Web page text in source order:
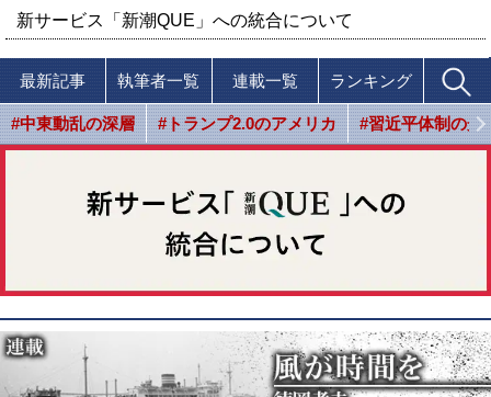
新サービス「新潮QUE」への統合について
最新記事 執筆者一覧 連載一覧 ランキング
#中東動乱の深層 #トランプ2.0のアメリカ #習近平体制の光